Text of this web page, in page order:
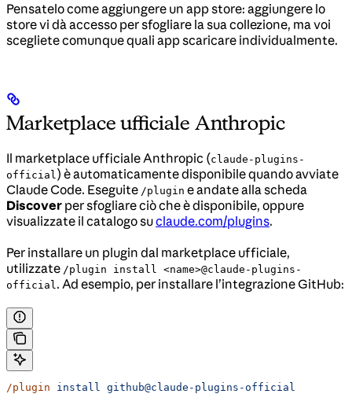
Pensatelo come aggiungere un app store: aggiungere lo
store vi dà accesso per sfogliare la sua collezione, ma voi
scegliete comunque quali app scaricare individualmente.
Marketplace ufficiale Anthropic
Il marketplace ufficiale Anthropic (claude-plugins-
official) è automaticamente disponibile quando avviate
Claude Code. Eseguite /plugin e andate alla scheda
Discover per sfogliare ciò che è disponibile, oppure
visualizzate il catalogo suclaude.com/plugins.
Per installare un plugin dal marketplace ufficiale,
utilizzate /plugin install <name>@claude-plugins-
official. Ad esempio, per installare l’integrazione GitHub:
/plugin install github@claude-plugins-official